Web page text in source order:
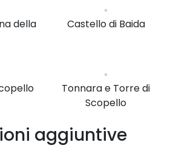
della
Castello di Baida
Tonnara e Torre di
Scopello
aggiuntive